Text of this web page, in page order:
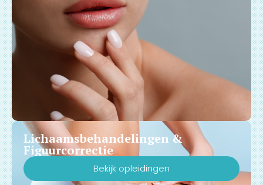
Lichaamsbehandelingen &
Figuurcorrectie
Bekijk opleidingen